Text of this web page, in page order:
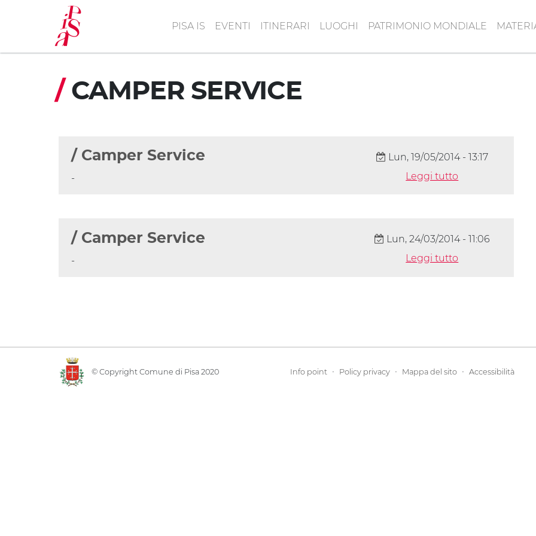
principale
PISA IS EVENTI ITINERARI LUOGHI PATRIMONIO MONDIALE
/CAMPER SERVICE
/ Camper Service
-
Lun, 19/05/2014 - 13:17
Leggi tutto
/ Camper Service
-
Lun, 24/03/2014 - 11:06
Leggi tutto
© Copyright Comune di Pisa 2020 Info point· Policy privacy· Mappa del sito· Accessibilità